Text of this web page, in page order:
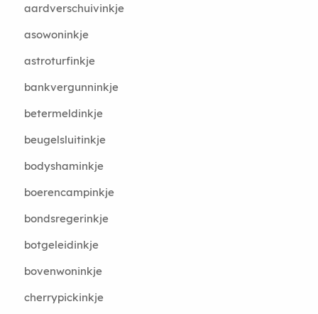
aardverschuivinkje
asowoninkje
astroturfinkje
bankvergunninkje
betermeldinkje
beugelsluitinkje
bodyshaminkje
boerencampinkje
bondsregerinkje
botgeleidinkje
bovenwoninkje
cherrypickinkje